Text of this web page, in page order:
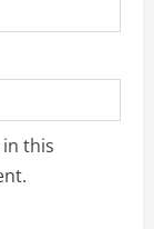
in this